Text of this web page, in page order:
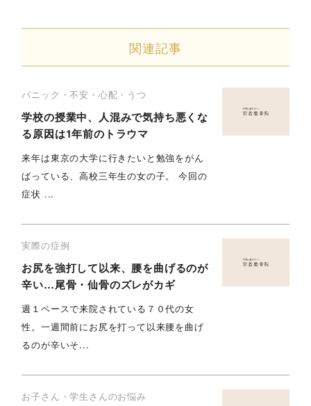
関連記事
パニック・不安・心配・うつ
学校の授業中、人混みで気持ち悪くな
る原因は1年前のトラウマ
来年は東京の大学に行きたいと勉強をがん
ばっている、高校三年生の女の子。 今回の
症状 ...
実際の症例
お尻を強打して以来、腰を曲げるのが
辛い…尾骨・仙骨のズレがカギ
週１ペースで来院されている７０代の女
性。一週間前にお尻を打って以来腰を曲げ
るのが辛いそ...
お子さん・学生さんのお悩み